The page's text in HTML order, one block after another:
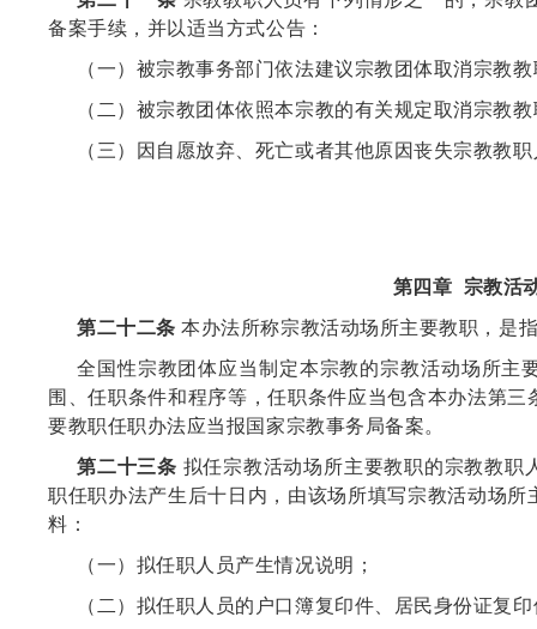
备案手续，并以适当方式公告：
（一）被宗教事务部门依法建议宗教团体取消宗教
（二）被宗教团体依照本宗教的有关规定取消宗教
（三）因自愿放弃、死亡或者其他原因丧失宗教教
第四章 宗教活
第二十二条 本办法所称宗教活动场所主要教职，是
全国性宗教团体应当制定本宗教的宗教活动场所主
围、任职条件和程序等，任职条件应当包含本办法第
要教职任职办法应当报国家宗教事务局备案。
第二十三条 拟任宗教活动场所主要教职的宗教教职
职任职办法产生后十日内，由该场所填写宗教活动场
料：
（一）拟任职人员产生情况说明；
（二）拟任职人员的户口簿复印件、居民身份证复